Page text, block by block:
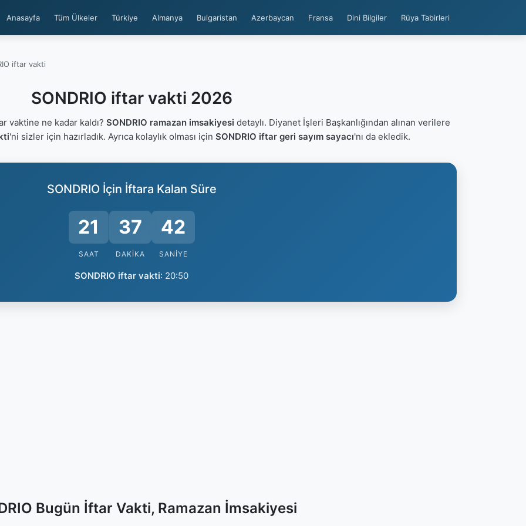
Anasayfa Tüm Ülkeler Türkiye Almanya Bulgaristan Azerbaycan Fransa Dini Bilgiler Rüya Tabirleri
iftar vakti
SONDRIO iftar vakti 2026
vaktine ne kadar kaldı? SONDRIO ramazan imsakiyesi detaylı. Diyanet İşleri Başkanlığından alınan verilere
'ni sizler için hazırladık. Ayrıca kolaylık olması için SONDRIO iftar geri sayım sayacı'nı da ekledik.
SONDRIO İçin İftara Kalan Süre
21
SAAT
37
DAKIKA
42
SANIYE
SONDRIO iftar vakti: 20:50
Bugün İftar Vakti, Ramazan İmsakiyesi